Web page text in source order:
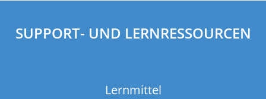
SUPPORT- UND LERNRESSOURCEN
Lernmittel